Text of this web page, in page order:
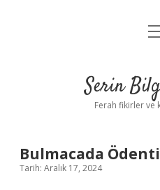
Yasal
Serin
Ferah fikirler ve
Bulmacada
Tarih: Aralık 17, 2024